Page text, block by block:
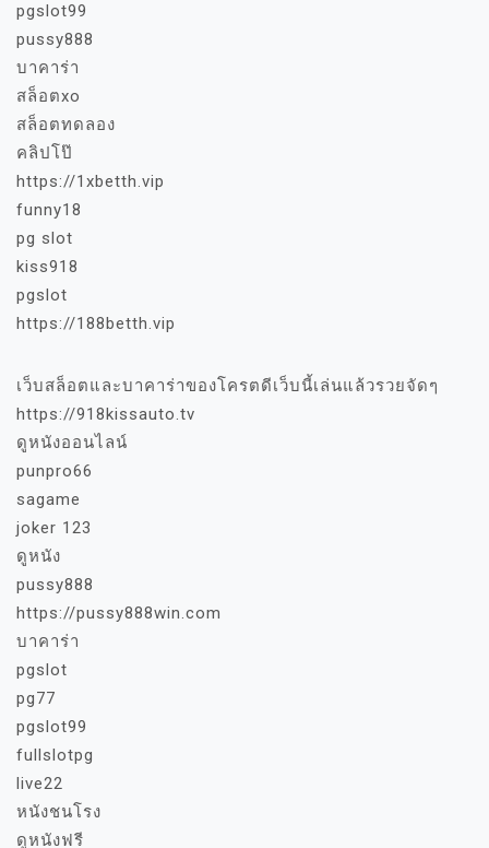
pgslot99
pussy888
บาคาร่า
สล็อตxo
สล็อตทดลอง
คลิปโป๊
https://1xbetth.vip
funny18
pg slot
kiss918
pgslot
https://188betth.vip
เว็บสล็อตและบาคาร่าของโครตดีเว็บนี้เล่นแล้วรวยจัดๆ
https://918kissauto.tv
ดูหนังออนไลน์
punpro66
sagame
joker 123
ดูหนัง
pussy888
https://pussy888win.com
บาคาร่า
pgslot
pg77
pgslot99
fullslotpg
live22
หนังชนโรง
ดูหนังฟรี